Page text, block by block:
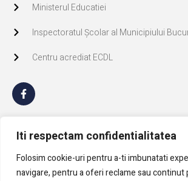
Iti respectam confidentialitatea
Folosim cookie-uri pentru a-ti imbunatati
navigare, pentru a oferi reclame sau continut
Ministerul Educatiei
Inspectoratul Școlar al Municipiului
Centru acrediat ECDL
Politica de Cookie